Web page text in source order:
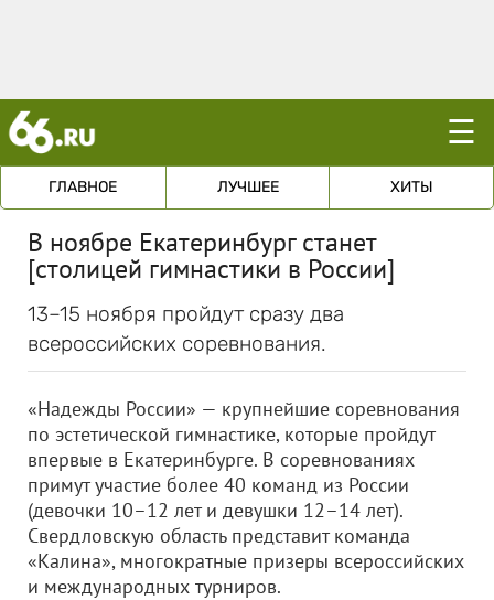
☰
ГЛАВНОЕ ЛУЧШЕЕ ХИТЫ
В ноябре Екатеринбург станет
[столицей гимнастики в России]
13–15 ноября пройдут сразу два
всероссийских соревнования.
«Надежды России» — крупнейшие соревнования
по эстетической гимнастике, которые пройдут
впервые в Екатеринбурге. В соревнованиях
примут участие более 40 команд из России
(девочки 10–12 лет и девушки 12–14 лет).
Свердловскую область представит команда
«Калина», многократные призеры всероссийских
и международных турниров.